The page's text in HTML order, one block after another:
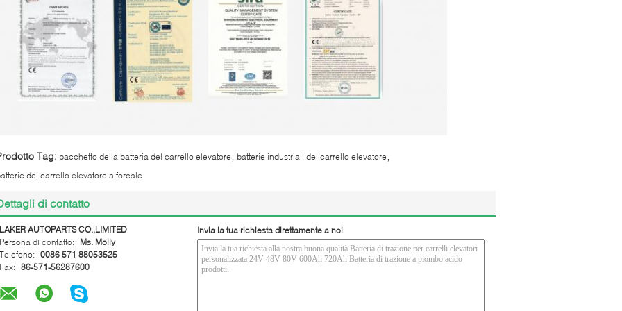
Tag: pacchetto della batteria del carrello elevatore batterie industriali del carrello elevatore
del carrello elevatore a forcale
di contatto
LAKER AUTOPARTS CO.,LIMITED
Persona di contatto:
Ms. Molly
Telefono: 0086 571 88053525
Fax: 86-571-56287600
Invia la tua richiesta direttamente a noi